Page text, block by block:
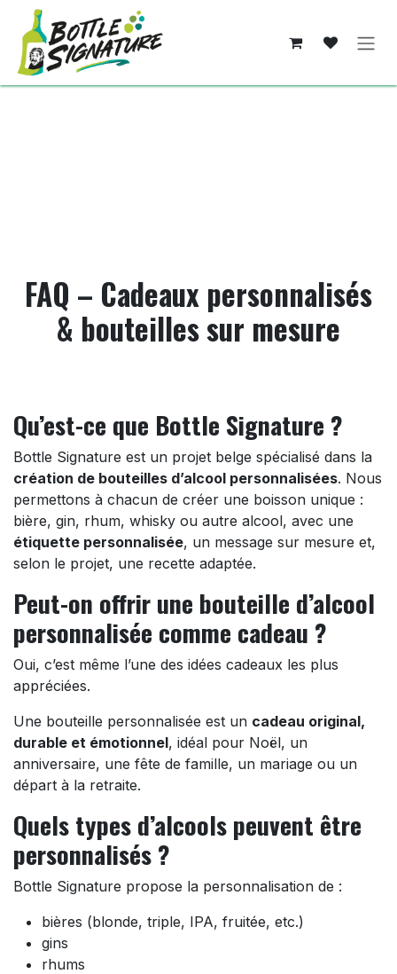
Se rendre au contenu
FAQ – Cadeaux personnalisés
& bouteilles sur mesure
Qu’est-ce que Bottle Signature ?
Bottle Signature est un projet belge spécialisé dans la
création de bouteilles d’alcool personnalisées. Nous
permettons à chacun de créer une boisson unique :
bière, gin, rhum, whisky ou autre alcool, avec une
étiquette personnalisée, un message sur mesure et,
selon le projet, une recette adaptée.
Peut-on offrir une bouteille d’alcool
personnalisée comme cadeau ?
Oui, c’est même l’une des idées cadeaux les plus
appréciées.
Une bouteille personnalisée est un cadeau original,
durable et émotionnel, idéal pour Noël, un
anniversaire, une fête de famille, un mariage ou un
départ à la retraite.
Quels types d’alcools peuvent être
personnalisés ?
Bottle Signature propose la personnalisation de :
bières (blonde, triple, IPA, fruitée, etc.)
gins
rhums